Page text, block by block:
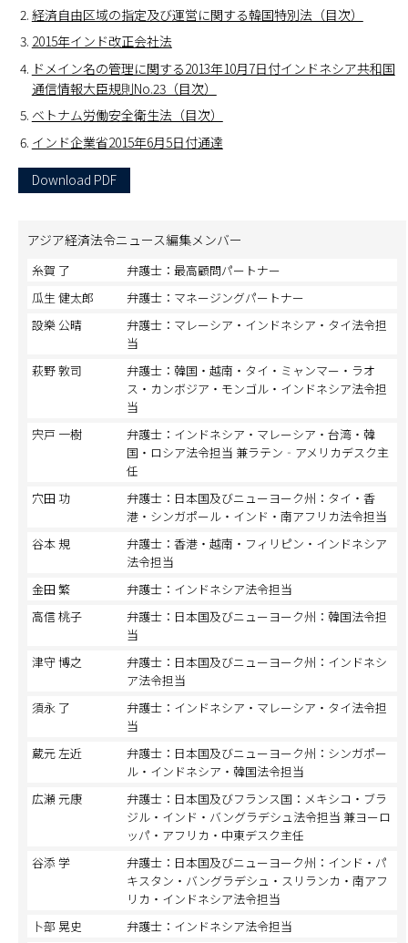
経済自由区域の指定及び運営に関する韓国特別法（目次）
2015年インド改正会社法
ドメイン名の管理に関する2013年10月7日付インドネシア共和国
通信情報大臣規則No.23（目次）
ベトナム労働安全衛生法（目次）
インド企業省2015年6月5日付通達
Download PDF
アジア経済法令ニュース編集メンバー
糸賀 了
弁護士：最高顧問パートナー
瓜生 健太郎
弁護士：マネージングパートナー
設樂 公晴
弁護士：マレーシア・インドネシア・タイ法令担
当
萩野 敦司
弁護士：韓国・越南・タイ・ミャンマー・ラオ
ス・カンボジア・モンゴル・インドネシア法令担
当
宍戸 一樹
弁護士：インドネシア・マレーシア・台湾・韓
国・ロシア法令担当 兼ラテン‐アメリカデスク主
任
穴田 功
弁護士：日本国及びニューヨーク州：タイ・香
港・シンガポール・インド・南アフリカ法令担当
谷本 規
弁護士：香港・越南・フィリピン・インドネシア
法令担当
金田 繁
弁護士：インドネシア法令担当
高信 桃子
弁護士：日本国及びニューヨーク州：韓国法令担
当
津守 博之
弁護士：日本国及びニューヨーク州：インドネシ
ア法令担当
須永 了
弁護士：インドネシア・マレーシア・タイ法令担
当
蔵元 左近
弁護士：日本国及びニューヨーク州：シンガポー
ル・インドネシア・韓国法令担当
広瀬 元康
弁護士：日本国及びフランス国：メキシコ・ブラ
ジル・インド・バングラデシュ法令担当 兼ヨーロ
ッパ・アフリカ・中東デスク主任
谷添 学
弁護士：日本国及びニューヨーク州：インド・パ
キスタン・バングラデシュ・スリランカ・南アフ
リカ・インドネシア法令担当
卜部 晃史
弁護士：インドネシア法令担当